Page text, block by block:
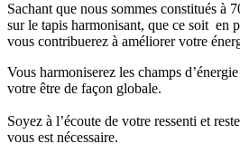
Sachant que nous sommes constitués à
sur le tapis harmonisant, que ce soit en
vous contribuerez à améliorer votre
Vous harmoniserez les champs
votre être de façon globale.
Soyez à l’écoute de votre ressenti et
vous est nécessaire.